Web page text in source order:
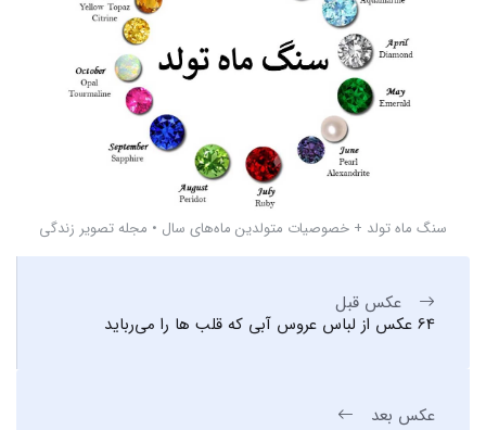
سنگ ماه تولد + خصوصیات متولدین ماه‌های سال • مجله تصویر زندگی
عکس قبل
64 عکس از لباس عروس آبی که قلب ها را می‌رباید
عکس بعد